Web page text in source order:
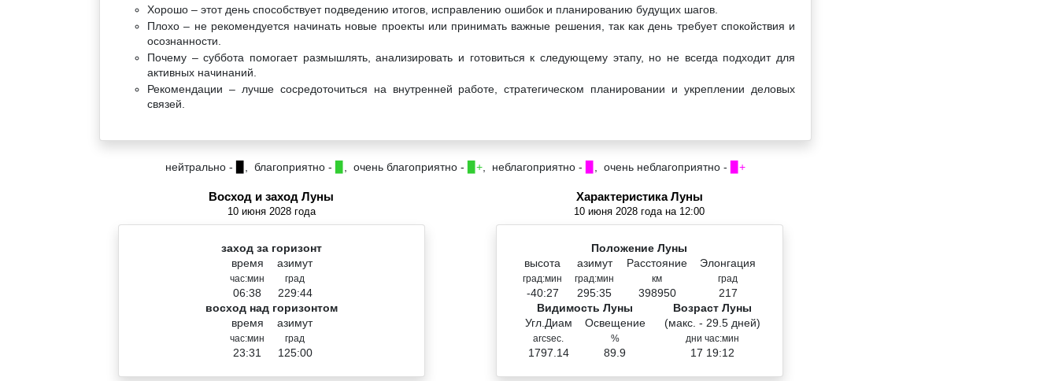
Хорошо – этот день способствует подведению итогов, исправлению ошибок и планированию будущих шагов.
Плохо – не рекомендуется начинать новые проекты или принимать важные решения, так как день требует спокойствия и
осознанности.
Почему – суббота помогает размышлять, анализировать и готовиться к следующему этапу, но не всегда подходит для
активных начинаний.
Рекомендации – лучше сосредоточиться на внутренней работе, стратегическом планировании и укреплении деловых
связей.
нейтрально - , благоприятно - , очень благоприятно - ▉+ , неблагоприятно - , очень неблагоприятно - ▉+
Восход и заход Луны
10 июня 2028 года
заход за горизонт
время
час:мин
06:38
азимут
град
229:44
восход над горизонтом
время
час:мин
23:31
азимут
град
125:00
Характеристика Луны
10 июня 2028 года на 12:00
Положение Луны
высота
град:мин
-40:27
азимут
град:мин
295:35
Расстояние
км
398950
Элонгация
град
217
Видимость Луны
Угл.Диам
arcsec.
1797.14
Освещение
%
89.9
Возраст Луны
(макс. - 29.5 дней)
дни час:мин
17 19:12